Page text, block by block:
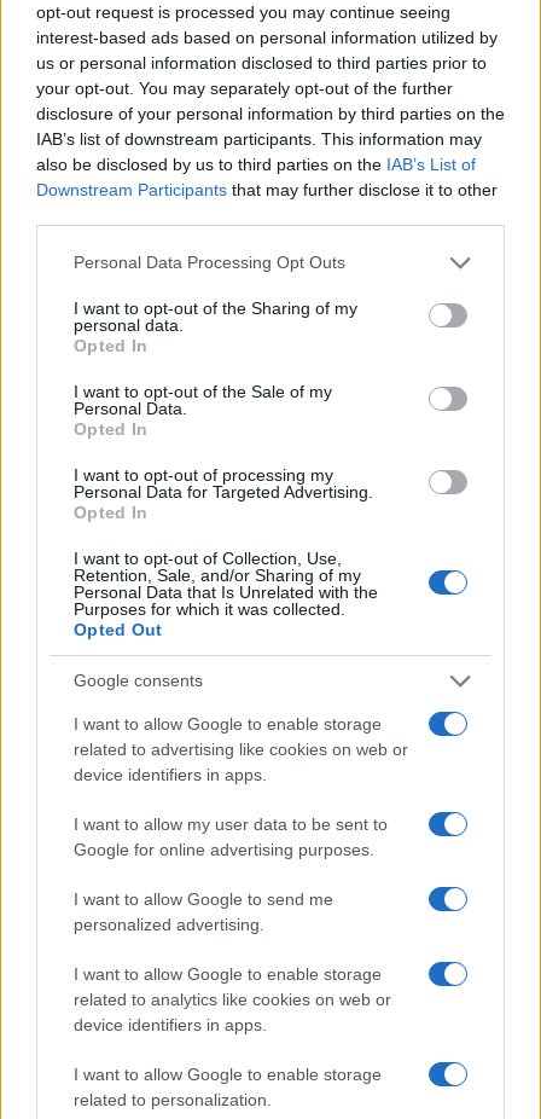
opt-out request is processed you may continue seeing
interest-based ads based on personal information utilized by
us or personal information disclosed to third parties prior to
your opt-out. You may separately opt-out of the further
disclosure of your personal information by third parties on the
IAB’s list of downstream participants. This information may
also be disclosed by us to third parties on the IAB’s List of
Downstream Participants that may further disclose it to other
Please note that this website/app uses one or more Google
not limited to your visit or usage behaviour. You may click to
grant or deny consent to Google and its third-party tags to
use your data for below specified purposes in below Google
consent section.
Personal Data Processing Opt Outs
I want to opt-out of the Sharing of my
personal data.
Opted In
I want to opt-out of the Sale of my
Personal Data.
Opted In
I want to opt-out of processing my
Personal Data for Targeted Advertising.
Opted In
I want to opt-out of Collection, Use,
Retention, Sale, and/or Sharing of my
Personal Data that Is Unrelated with the
Purposes for which it was collected.
Opted Out
Google consents
I want to allow Google to enable storage
related to advertising like cookies on web or
device identifiers in apps.
I want to allow my user data to be sent to
Google for online advertising purposes.
I want to allow Google to send me
personalized advertising.
I want to allow Google to enable storage
related to analytics like cookies on web or
device identifiers in apps.
I want to allow Google to enable storage
related to personalization.
αφορα το θεατρο επιχειρησεων σε Αιγαιο και Αν
πλοια αυτα θα αργησουν να ενταχθουν στο ΠΝ μιας και ακομα
καν ολοκληρωθει η οριστικη του σχεδιαση με τις βελτιωσεις που
usn,ομως λυση σε αυτο το προβλημα υπαρχει και ακουει στο
Burke που μπορουν να δοθουν σαν ενδιαμεση λυση και χωρις να
γκρινιαξουν οι γειτονες..κατι αλλο σημαντικο ειναι οτι το
γυρω στους 6000τ-ειναι το σωστο για το ΠΝ αφου το ναυτικο
υψηλη ταχυτητα τους-εχει αναφερθει στους 30 κομβους-η
τους στην Ελλαδα και η ευνοικη χρηματοδοτηση τους..
Reply
Vassilis13
1 Μαΐου 2020 22:18
Καλές είναι αλλα πρέπει να κινηθούμε γρήγορα…κ με παραλαβή
Ενοικίαση 2 γαλλικών φρεμμ για ΑΜΕΣΗ ενίσχυση κ μεκοα200
μία κανει 500.
Δλδ αν παρεις 6 μεκοΑ200 σίγουρα θα πεσει η τιμη κοντά στα 2,5.
Απορώ γτ δν πάμε για μεκοΑ200… Ειναι ο ορισμός του ΤΣΟ + ΛΟ
Αιγαίο με τον βαρύ εξοπλισμό.
Reply
Skeptomenos_politis 1 Μαΐου 2020 22:19
To FFG(X) υπερτερει σε ολους τους τομεις σε σχεση με τις
1) Δοκιμασμενη και βελτιωμενη εκδοση υπαρκτου πλοιου και
2) Ελαχιστο εως και μηδενικο κοστος αναπτυξης σε συγκριση με
σημαντικο κοστος αναπτυξης.
3) Αθορυβη ηλεκτρο-αεριοκινηση σε συγκριση με θορυβωδη
4) Γνωστα αμερικανικα οπλικα συστηματα (ΕSSM, SM-2, RAM) σε